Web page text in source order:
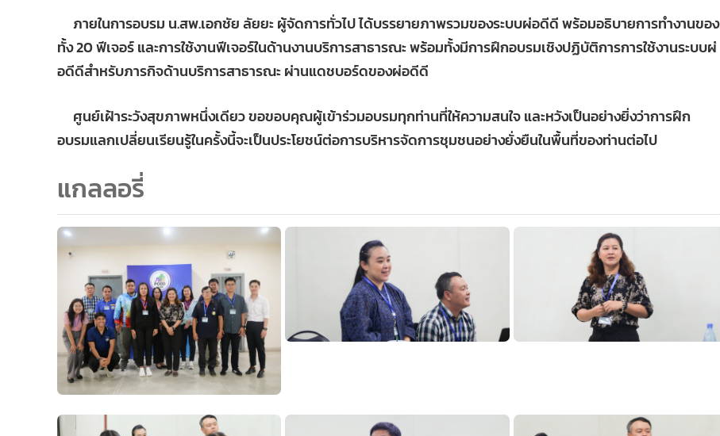
ภายในการอบรม น.สพ.เอกชัย ลัยยะ ผู้จัดการทั่วไป ได้บรรยายภาพรวมของระบบผ่อดีดี พร้อมอธิบายการทำงานของ
ทั้ง 20 ฟีเจอร์ และการใช้งานฟีเจอร์ในด้านงานบริการสาธารณะ พร้อมทั้งมีการฝึกอบรมเชิงปฏิบัติการการใช้งานระบบผ่
อดีดีสำหรับภารกิจด้านบริการสาธารณะ ผ่านแดชบอร์ดของผ่อดีดี
ศูนย์เฝ้าระวังสุขภาพหนึ่งเดียว ขอขอบคุณผู้เข้าร่วมอบรมทุกท่านที่ให้ความสนใจ และหวังเป็นอย่างยิ่งว่าการฝึก
อบรมแลกเปลี่ยนเรียนรู้ในครั้งนี้จะเป็นประโยชน์ต่อการบริหารจัดการชุมชนอย่างยั่งยืนในพื้นที่ของท่านต่อไป
แกลลอรี่